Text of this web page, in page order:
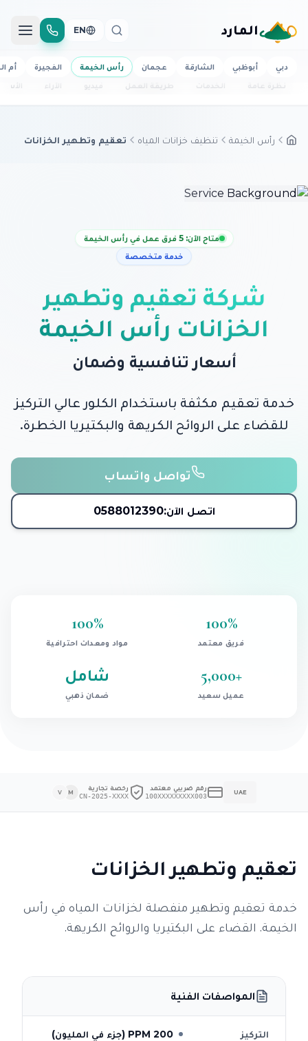
المارد EN
دبي أبوظبي الشارقة عجمان رأس الخيمة الفجيرة
أم
نظرة عامة
الخدمات طريقة العمل فيديو الآراء
رأس الخيمة تنظيف خزانات المياه تعقيم وتطهير الخزانات
متاح الآن: 5 فرق عمل في رأس الخيمة
خدمة متخصصة
شركة تعقيم وتطهير
الخزانات رأس الخيمة
أسعار تنافسية وضمان
خدمة تعقيم مكثفة باستخدام الكلور عالي التركيز
للقضاء على الروائح الكريهة والبكتيريا الخطرة.
تواصل واتساب
اتصل الآن:0588012390
100%
فريق معتمد
100%
مواد ومعدات احترافية
+
5,000
عميل سعيد
شامل
ضمان ذهبي
UAE رقم ضريبي معتمد
100XXXXXXXXX003
رخصة تجارية
CN-2025-XXXX
M
V
تعقيم وتطهير الخزانات
خدمة تعقيم وتطهير منفصلة لخزانات المياه في رأس
الخيمة. القضاء على البكتيريا والروائح الكريهة.
المواصفات الفنية
التركيز 200 PPM (جزء في المليون)